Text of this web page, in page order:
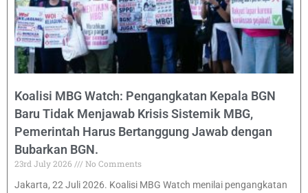
Koalisi MBG Watch: Pengangkatan Kepala BGN
Baru Tidak Menjawab Krisis Sistemik MBG,
Pemerintah Harus Bertanggung Jawab dengan
Bubarkan BGN.
23rd July 2026
No Comments
Jakarta, 22 Juli 2026. Koalisi MBG Watch menilai pengangkatan